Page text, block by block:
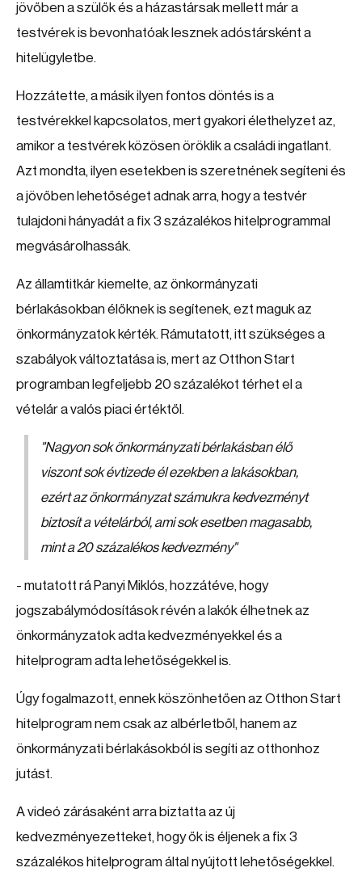
jövőben a szülők és a házastársak mellett már a
testvérek is bevonhatóak lesznek adóstársként a
hitelügyletbe.
Hozzátette, a másik ilyen fontos döntés is a
testvérekkel kapcsolatos, mert gyakori élethelyzet az,
amikor a testvérek közösen öröklik a családi ingatlant.
Azt mondta, ilyen esetekben is szeretnének segíteni és
a jövőben lehetőséget adnak arra, hogy a testvér
tulajdoni hányadát a fix 3 százalékos hitelprogrammal
megvásárolhassák.
Az államtitkár kiemelte, az önkormányzati
bérlakásokban élőknek is segítenek, ezt maguk az
önkormányzatok kérték. Rámutatott, itt szükséges a
szabályok változtatása is, mert az Otthon Start
programban legfeljebb 20 százalékot térhet el a
vételár a valós piaci értéktől.
"Nagyon sok önkormányzati bérlakásban élő
viszont sok évtizede él ezekben a lakásokban,
ezért az önkormányzat számukra kedvezményt
biztosít a vételárból, ami sok esetben magasabb,
mint a 20 százalékos kedvezmény"
- mutatott rá Panyi Miklós, hozzátéve, hogy
jogszabálymódosítások révén a lakók élhetnek az
önkormányzatok adta kedvezményekkel és a
hitelprogram adta lehetőségekkel is.
Úgy fogalmazott, ennek köszönhetően az Otthon Start
hitelprogram nem csak az albérletből, hanem az
önkormányzati bérlakásokból is segíti az otthonhoz
jutást.
A videó zárásaként arra biztatta az új
kedvezményezetteket, hogy ők is éljenek a fix 3
százalékos hitelprogram által nyújtott lehetőségekkel.